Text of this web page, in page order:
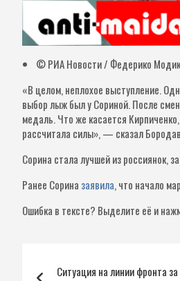
© РИА Новости / Федерико
«В целом, неплохое выступление.
выбор лыж был у Сориной. После
медаль. Что же касается
рассчитала силы», — сказал
Сорина стала лучшей из россиянок,
Ранее Сорина заявила, что начало
Ошибка в тексте? Выделите её и
Ситуация на линии фронта